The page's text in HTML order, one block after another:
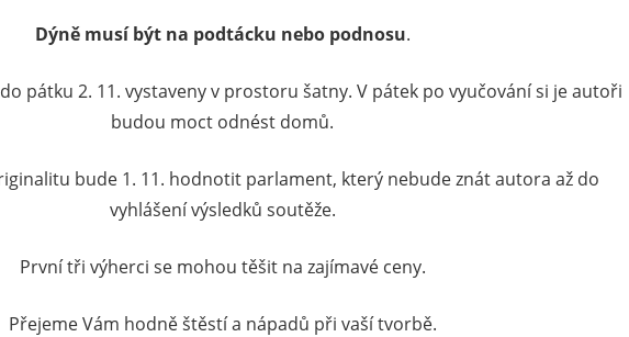
Dýně musí být na podtácku nebo podnosu.
pátku 2. 11. vystaveny v prostoru šatny. V pátek po vyučování si je autoři
budou moct odnést domů.
bude 1. 11. hodnotit parlament, který nebude znát autora až do
vyhlášení výsledků soutěže.
První tři výherci se mohou těšit na zajímavé ceny.
Přejeme Vám hodně štěstí a nápadů při vaší tvorbě.